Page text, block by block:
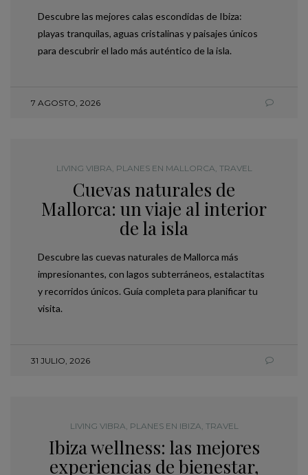
Descubre las mejores calas escondidas de Ibiza:
playas tranquilas, aguas cristalinas y paisajes únicos
para descubrir el lado más auténtico de la isla.
7 AGOSTO, 2026
LIVING VIBRA PLANES EN MALLORCA TRAVEL
Cuevas naturales de
Mallorca: un viaje al interior
de la isla
Descubre las cuevas naturales de Mallorca más
impresionantes, con lagos subterráneos, estalactitas
y recorridos únicos. Guía completa para planificar tu
visita.
31 JULIO, 2026
LIVING VIBRA PLANES EN IBIZA TRAVEL
Ibiza wellness: las mejores
experiencias de bienestar,